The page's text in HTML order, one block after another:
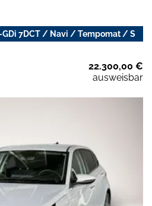
GDi 7DCT / Navi / Tempomat / S
22.300,00 €
ausweisbar